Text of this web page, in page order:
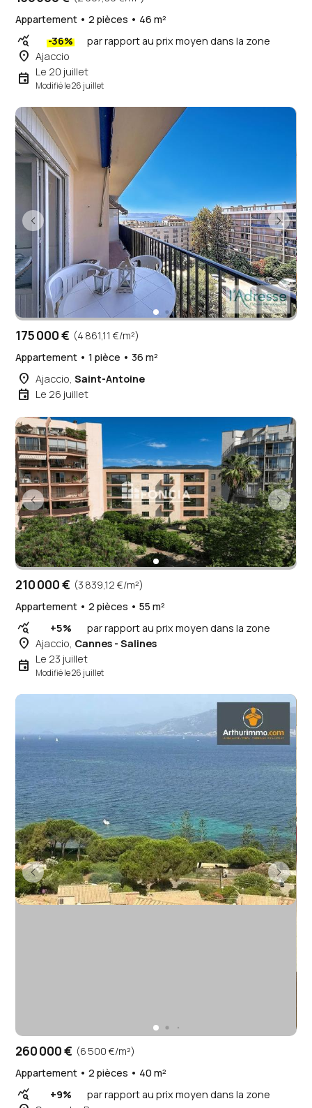
Appartement • 2 pièces • 46 m²
query_stats -36% par rapport au prix moyen dans la zone
place Ajaccio
event Le 20 juillet
Modifié le 26 juillet
175 000 € (4 861,11 €/m²)
Appartement • 1 pièce • 36 m²
place Ajaccio,Saint-Antoine
event Le 26 juillet
210 000 € (3 839,12 €/m²)
Appartement • 2 pièces • 55 m²
query_stats +5% par rapport au prix moyen dans la zone
place Ajaccio, Cannes - Salines
event Le 23 juillet
Modifié le 26 juillet
260 000 € (6 500 €/m²)
Appartement • 2 pièces • 40 m²
query_stats +9% par rapport au prix moyen dans la zone